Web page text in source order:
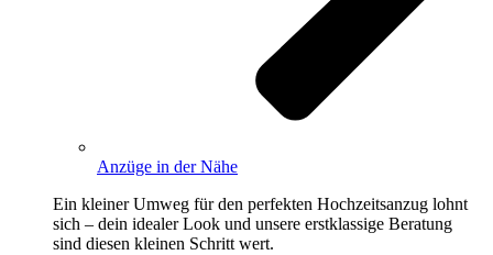
Anzüge in der Nähe
Ein kleiner Umweg für den perfekten Hochzeitsanzug lohnt
sich – dein idealer Look und unsere erstklassige Beratung
sind diesen kleinen Schritt wert.